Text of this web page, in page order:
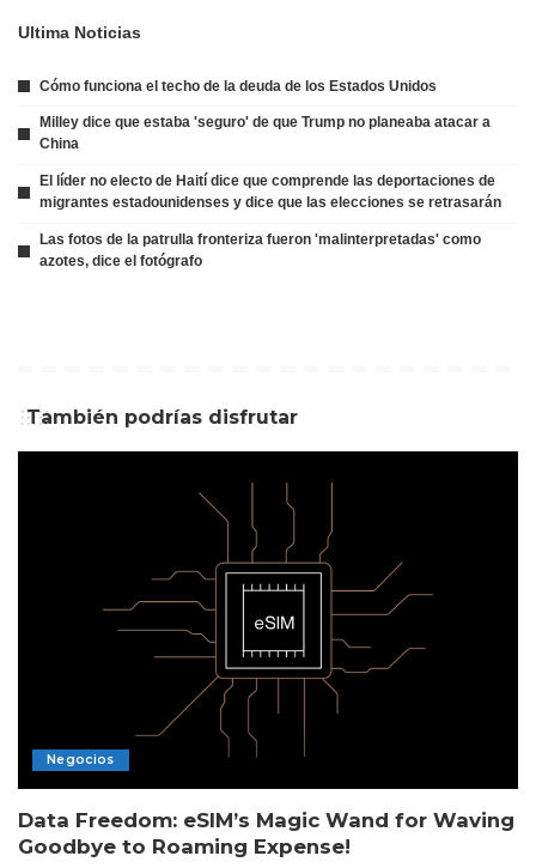
Ultima Noticias
Cómo funciona el techo de la deuda de los Estados Unidos
Milley dice que estaba 'seguro' de que Trump no planeaba atacar a
China
El líder no electo de Haití dice que comprende las deportaciones de
migrantes estadounidenses y dice que las elecciones se retrasarán
Las fotos de la patrulla fronteriza fueron 'malinterpretadas' como
azotes, dice el fotógrafo
También podrías disfrutar
Negocios
Data Freedom: eSIM’s Magic Wand for Waving
Goodbye to Roaming Expense!